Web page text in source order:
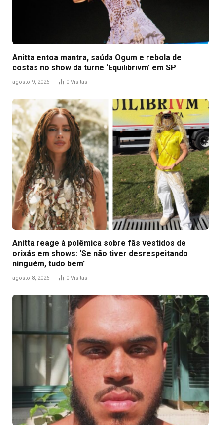
Anitta entoa mantra, saúda Ogum e rebola de
costas no show da turnê ‘Equilibrivm’ em SP
agosto 9, 2026 0 Visitas
Anitta reage à polêmica sobre fãs vestidos de
orixás em shows: ‘Se não tiver desrespeitando
ninguém, tudo bem’
agosto 8, 2026 0 Visitas